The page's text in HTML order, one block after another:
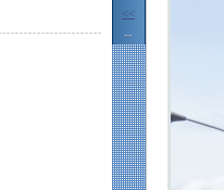
<<
--